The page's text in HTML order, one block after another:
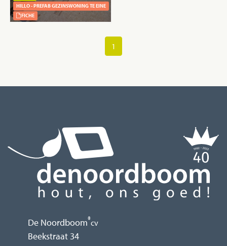
HILLO - PREFAB GEZINSWONING TE EINE
FICHE
1
De Noordboom®cv
Beekstraat 34